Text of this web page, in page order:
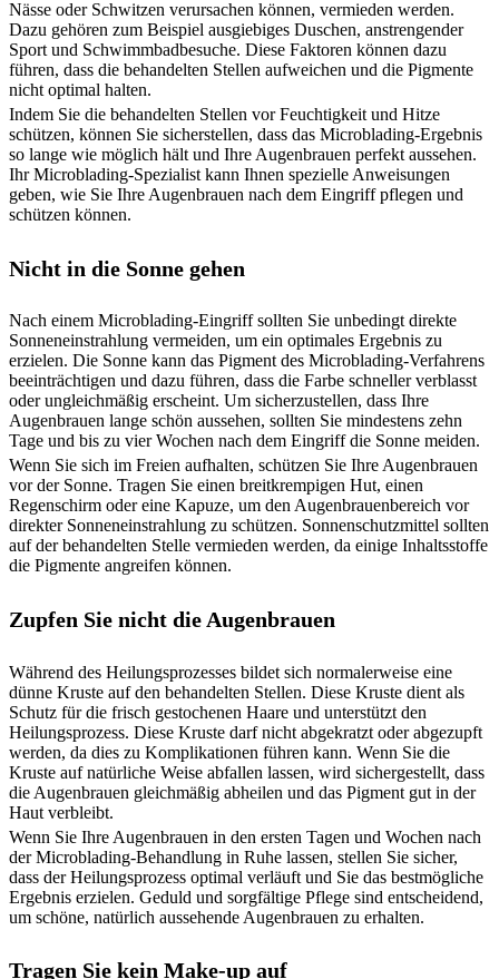
Nässe oder Schwitzen verursachen können, vermieden werden.
Dazu gehören zum Beispiel ausgiebiges Duschen, anstrengender
Sport und Schwimmbadbesuche. Diese Faktoren können dazu
führen, dass die behandelten Stellen aufweichen und die Pigmente
nicht optimal halten.
Indem Sie die behandelten Stellen vor Feuchtigkeit und Hitze
schützen, können Sie sicherstellen, dass das Microblading-Ergebnis
so lange wie möglich hält und Ihre Augenbrauen perfekt aussehen.
Ihr Microblading-Spezialist kann Ihnen spezielle Anweisungen
geben, wie Sie Ihre Augenbrauen nach dem Eingriff pflegen und
schützen können.
Nicht in die Sonne gehen
Nach einem Microblading-Eingriff sollten Sie unbedingt direkte
Sonneneinstrahlung vermeiden, um ein optimales Ergebnis zu
erzielen. Die Sonne kann das Pigment des Microblading-Verfahrens
beeinträchtigen und dazu führen, dass die Farbe schneller verblasst
oder ungleichmäßig erscheint. Um sicherzustellen, dass Ihre
Augenbrauen lange schön aussehen, sollten Sie mindestens zehn
Tage und bis zu vier Wochen nach dem Eingriff die Sonne meiden.
Wenn Sie sich im Freien aufhalten, schützen Sie Ihre Augenbrauen
vor der Sonne. Tragen Sie einen breitkrempigen Hut, einen
Regenschirm oder eine Kapuze, um den Augenbrauenbereich vor
direkter Sonneneinstrahlung zu schützen. Sonnenschutzmittel sollten
auf der behandelten Stelle vermieden werden, da einige Inhaltsstoffe
die Pigmente angreifen können.
Zupfen Sie nicht die Augenbrauen
Während des Heilungsprozesses bildet sich normalerweise eine
dünne Kruste auf den behandelten Stellen. Diese Kruste dient als
Schutz für die frisch gestochenen Haare und unterstützt den
Heilungsprozess. Diese Kruste darf nicht abgekratzt oder abgezupft
werden, da dies zu Komplikationen führen kann. Wenn Sie die
Kruste auf natürliche Weise abfallen lassen, wird sichergestellt, dass
die Augenbrauen gleichmäßig abheilen und das Pigment gut in der
Haut verbleibt.
Wenn Sie Ihre Augenbrauen in den ersten Tagen und Wochen nach
der Microblading-Behandlung in Ruhe lassen, stellen Sie sicher,
dass der Heilungsprozess optimal verläuft und Sie das bestmögliche
Ergebnis erzielen. Geduld und sorgfältige Pflege sind entscheidend,
um schöne, natürlich aussehende Augenbrauen zu erhalten.
Tragen Sie kein Make-up auf